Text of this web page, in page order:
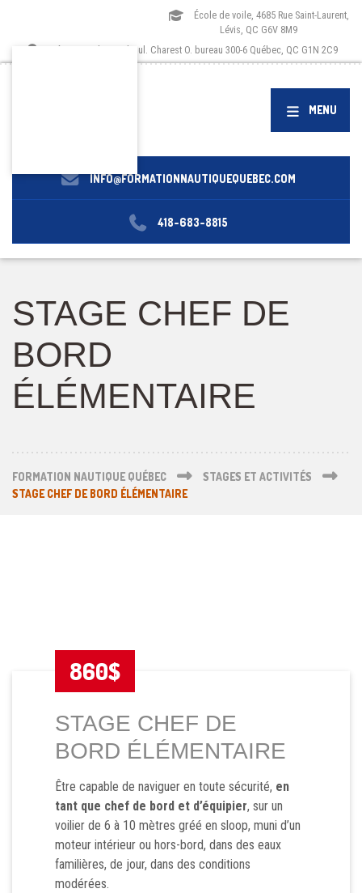
École de voile, 4685 Rue Saint-Laurent,
Lévis, QC G6V 8M9
Siège social, 1173 boul. Charest O. bureau 300-6 Québec, QC G1N 2C9
MENU
INFO@FORMATIONNAUTIQUEQUEBEC.COM
418-683-8815
STAGE CHEF DE
BORD
ÉLÉMENTAIRE
FORMATION NAUTIQUE QUÉBEC
STAGES ET ACTIVITÉS
STAGE CHEF DE BORD ÉLÉMENTAIRE
860$
STAGE CHEF DE
BORD ÉLÉMENTAIRE
Être capable de naviguer en toute sécurité, en
tant que chef de bord et d’équipier, sur un
voilier de 6 à 10 mètres gréé en sloop, muni d’un
moteur intérieur ou hors-bord, dans des eaux
familières, de jour, dans des conditions
modérées.